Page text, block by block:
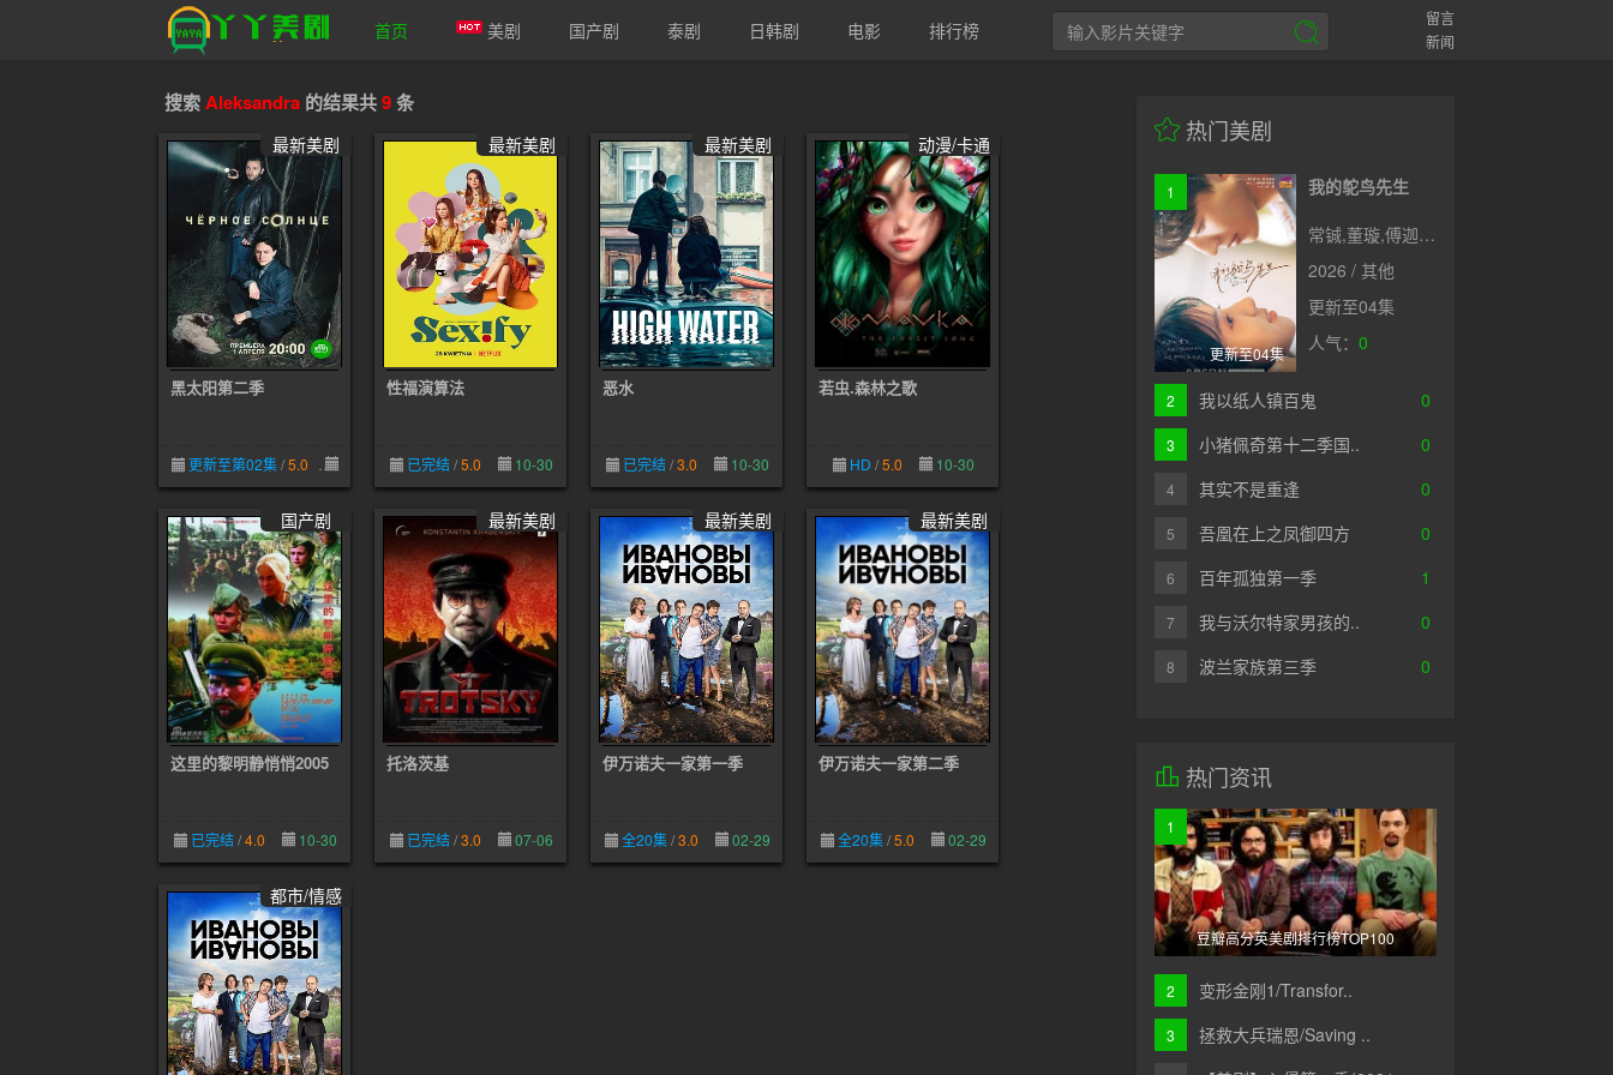
首页 美剧 国产剧 泰剧 日韩剧 电影 排行榜
留言
新闻
搜索Aleksandra 的结果共9条
最新美剧
黑太阳第二季
更新至第02集/5.0
最新美剧
性福演算法
已完结/5.0 10-30
最新美剧
恶水
已完结/3.0 10-30
动漫/卡通
若虫.森林之歌
HD /5.0 10-30
国产剧
这里的黎明静悄悄2005
已完结/4.0 10-30
最新美剧
托洛茨基
已完结/3.0 07-06
最新美剧
伊万诺夫一家第一季
全20集/3.0 02-29
最新美剧
伊万诺夫一家第二季
全20集/5.0 02-29
都市/情感
热门美剧
更新至04集
1
我的鸵鸟先生
常铖,董璇,傅迦,许淇杰,苏晓彤,宋雨霏,何洛洛,贾笑涵,方晓东,陈冠甯,王若衫,胡晓龙
2026 / 其他
更新至04集
人气： 0
2 我以纸人镇百鬼 0
3 小猪佩奇第十二季国.. 0
4 其实不是重逢 0
5 吾凰在上之凤御四方 0
6 百年孤独第一季 1
7 我与沃尔特家男孩的.. 0
8 波兰家族第三季 0
热门资讯
豆瓣高分英美剧排行榜TOP100
1
2 变形金刚1/Transfor..
3 拯救大兵瑞恩/Saving ..